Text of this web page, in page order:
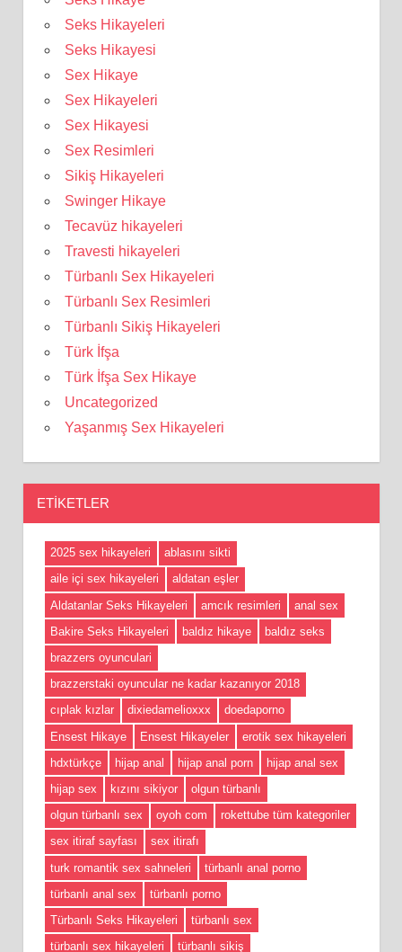
Seks Hikayeleri
Seks Hikayesi
Sex Hikaye
Sex Hikayeleri
Sex Hikayesi
Sex Resimleri
Sikiş Hikayeleri
Swinger Hikaye
Tecavüz hikayeleri
Travesti hikayeleri
Türbanlı Sex Hikayeleri
Türbanlı Sex Resimleri
Türbanlı Sikiş Hikayeleri
Türk İfşa
Türk İfşa Sex Hikaye
Uncategorized
Yaşanmış Sex Hikayeleri
ETIKETLER
2025 sex hikayeleri
ablasını sikti
aile içi sex hikayeleri
aldatan eşler
Aldatanlar Seks Hikayeleri
amcık resimleri
anal sex
Bakire Seks Hikayeleri
baldız hikaye
baldız seks
brazzers oyunculari
brazzerstaki oyuncular ne kadar kazanıyor 2018
cıplak kızlar
dixiedamelioxxx
doedaporno
Ensest Hikaye
Ensest Hikayeler
erotik sex hikayeleri
hdxtürkçe
hijap anal hijap anal porn
hijap anal sex
hijap sex
kızını sikiyor
olgun türbanlı
olgun türbanlı sex
oyoh com
rokettube tüm kategoriler
sex itiraf sayfası
sex itirafı
turk romantik sex sahneleri
türbanlı anal porno
türbanlı anal sex
türbanlı porno
Türbanlı Seks Hikayeleri
türbanlı sex
türbanlı sex hikayeleri
türbanlı sikiş